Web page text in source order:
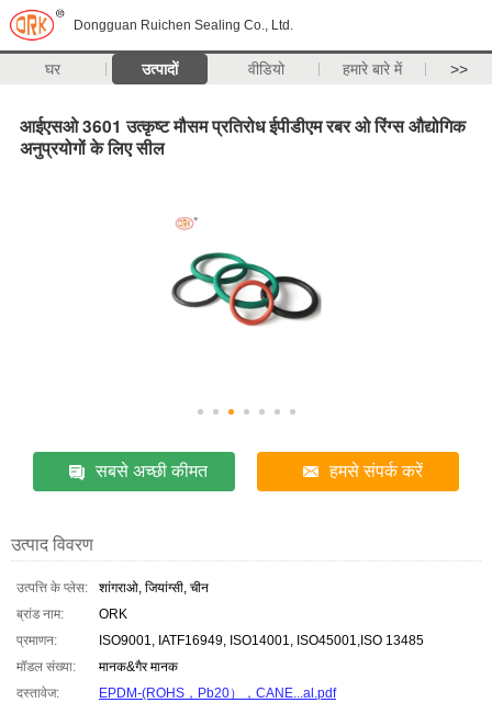
Dongguan Ruichen Sealing Co., Ltd.
घर उत्पादों वीडियो हमारे बारे में >>
आईएसओ 3601 उत्कृष्ट मौसम प्रतिरोध ईपीडीएम रबर ओ रिंग्स औद्योगिक
अनुप्रयोगों के लिए सील
सबसे अच्छी कीमत हमसे संपर्क करें
उत्पाद विवरण
उत्पत्ति के प्लेस:
शांगराओ, जियांग्सी, चीन
ब्रांड नाम:
ORK
प्रमाणन:
ISO9001, IATF16949, ISO14001, ISO45001,ISO 13485
मॉडल संख्या:
मानक&गैर मानक
दस्तावेज:
EPDM-(ROHS，Pb20），CANE...al.pdf